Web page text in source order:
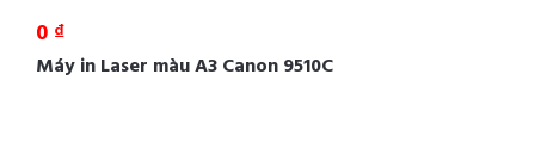
0 ₫
Máy in Laser màu A3 Canon 9510C